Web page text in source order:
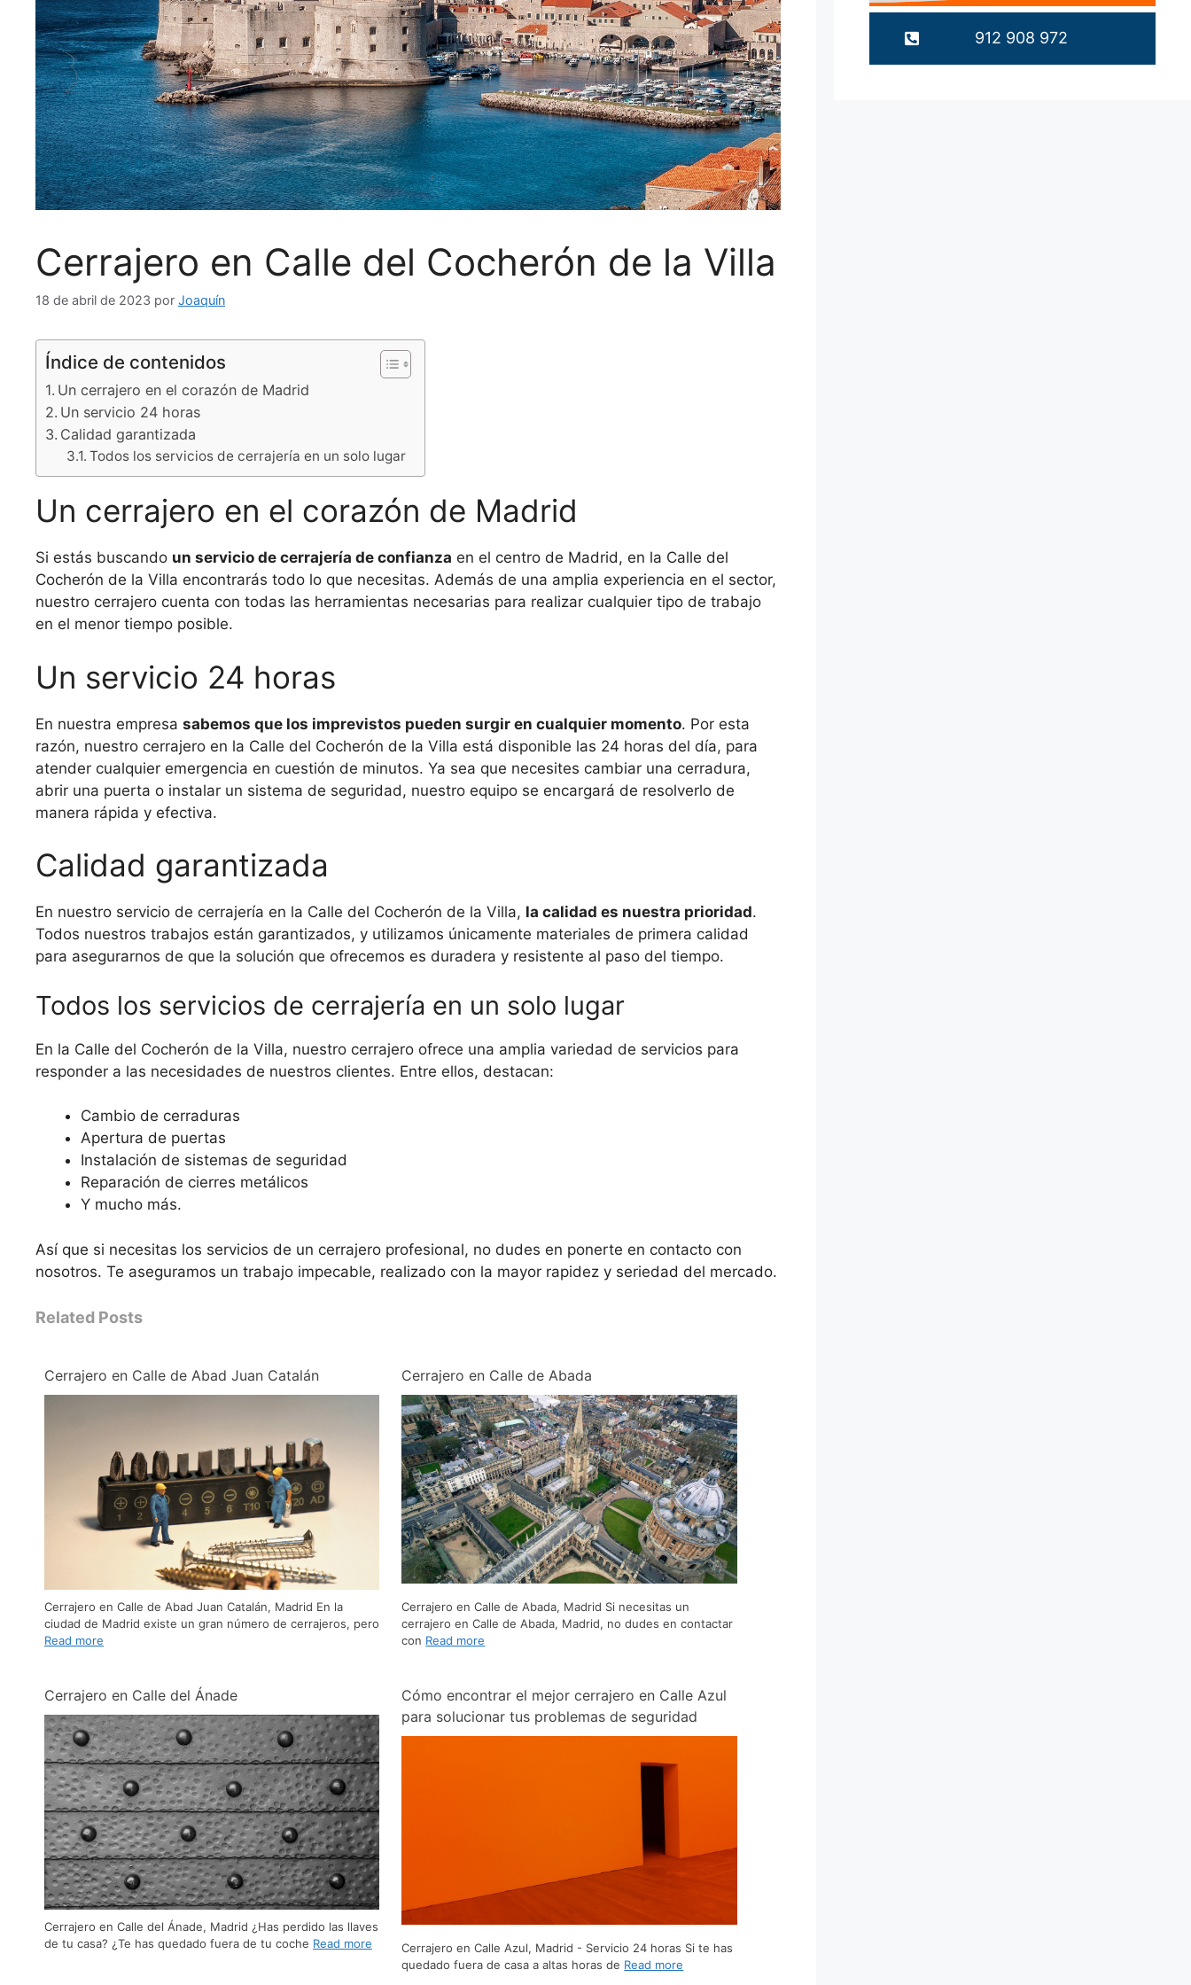
Cerrajero en Calle del Cocherón de la Villa
18 de abril de 2023 por Joaquín
Índice de contenidos
Un cerrajero en el corazón de Madrid
Un servicio 24 horas
Calidad garantizada
Todos los servicios de cerrajería en un solo lugar
Un cerrajero en el corazón de Madrid
Si estás buscando un servicio de cerrajería de confianza en el centro de Madrid, en la Calle del
Cocherón de la Villa encontrarás todo lo que necesitas. Además de una amplia experiencia en el sector,
nuestro cerrajero cuenta con todas las herramientas necesarias para realizar cualquier tipo de trabajo
en el menor tiempo posible.
Un servicio 24 horas
En nuestra empresa sabemos que los imprevistos pueden surgir en cualquier momento. Por esta
razón, nuestro cerrajero en la Calle del Cocherón de la Villa está disponible las 24 horas del día, para
atender cualquier emergencia en cuestión de minutos. Ya sea que necesites cambiar una cerradura,
abrir una puerta o instalar un sistema de seguridad, nuestro equipo se encargará de resolverlo de
manera rápida y efectiva.
Calidad garantizada
En nuestro servicio de cerrajería en la Calle del Cocherón de la Villa, la calidad es nuestra prioridad.
Todos nuestros trabajos están garantizados, y utilizamos únicamente materiales de primera calidad
para asegurarnos de que la solución que ofrecemos es duradera y resistente al paso del tiempo.
Todos los servicios de cerrajería en un solo lugar
En la Calle del Cocherón de la Villa, nuestro cerrajero ofrece una amplia variedad de servicios para
responder a las necesidades de nuestros clientes. Entre ellos, destacan:
Cambio de cerraduras
Apertura de puertas
Instalación de sistemas de seguridad
Reparación de cierres metálicos
Y mucho más.
Así que si necesitas los servicios de un cerrajero profesional, no dudes en ponerte en contacto con
nosotros. Te aseguramos un trabajo impecable, realizado con la mayor rapidez y seriedad del mercado.
Related Posts
Cerrajero en Calle de Abad Juan Catalán
Cerrajero en Calle de Abad Juan Catalán, Madrid En la
ciudad de Madrid existe un gran número de cerrajeros, pero
Read more
Cerrajero en Calle de Abada
Cerrajero en Calle de Abada, Madrid Si necesitas un
cerrajero en Calle de Abada, Madrid, no dudes en contactar
con Read more
Cerrajero en Calle del Ánade
Cerrajero en Calle del Ánade, Madrid ¿Has perdido las llaves
de tu casa? ¿Te has quedado fuera de tu coche Read more
Cómo encontrar el mejor cerrajero en Calle Azul
para solucionar tus problemas de seguridad
Cerrajero en Calle Azul, Madrid - Servicio 24 horas Si te has
quedado fuera de casa a altas horas de Read more
912 908 972